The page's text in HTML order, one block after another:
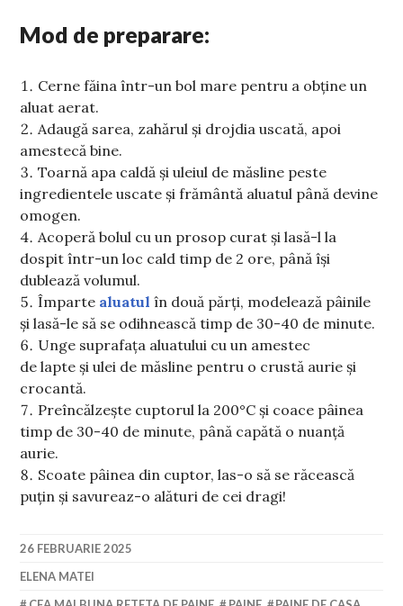
Mod de preparare:
Cerne făina într-un bol mare pentru a obține un
aluat aerat.
Adaugă sarea, zahărul și drojdia uscată, apoi
amestecă bine.
Toarnă apa caldă și uleiul de măsline peste
ingredientele uscate și frământă aluatul până devine
omogen.
Acoperă bolul cu un prosop curat și lasă-l la
dospit într-un loc cald timp de 2 ore, până își
dublează volumul.
Împarte aluatul în două părți, modelează pâinile
și lasă-le să se odihnească timp de 30-40 de minute.
Unge suprafața aluatului cu un amestec
de lapte și ulei de măsline pentru o crustă aurie și
crocantă.
Preîncălzește cuptorul la 200°C și coace pâinea
timp de 30-40 de minute, până capătă o nuanță
aurie.
Scoate pâinea din cuptor, las-o să se răcească
puțin și savureaz-o alături de cei dragi!
26 FEBRUARIE 2025
ELENA MATEI